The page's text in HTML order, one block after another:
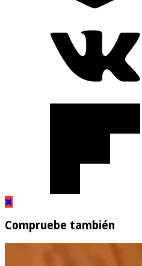
Compruebe también